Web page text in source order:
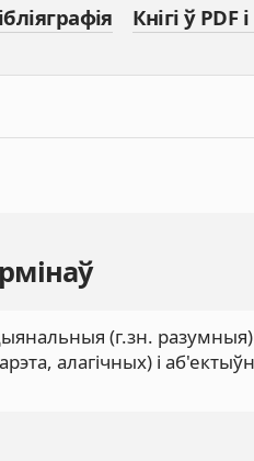
Кнігі ў PDF
(г.зн. разумныя)
алагічных) і